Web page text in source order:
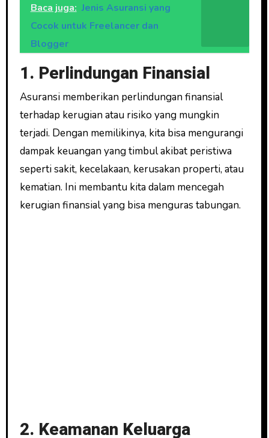
Baca juga: Jenis Asuransi yang
Cocok untuk Freelancer dan
Blogger
1. Perlindungan Finansial
Asuransi memberikan perlindungan finansial
terhadap kerugian atau risiko yang mungkin
terjadi. Dengan memilikinya, kita bisa mengurangi
dampak keuangan yang timbul akibat peristiwa
seperti sakit, kecelakaan, kerusakan properti, atau
kematian. Ini membantu kita dalam mencegah
kerugian finansial yang bisa menguras tabungan.
2. Keamanan Keluarga